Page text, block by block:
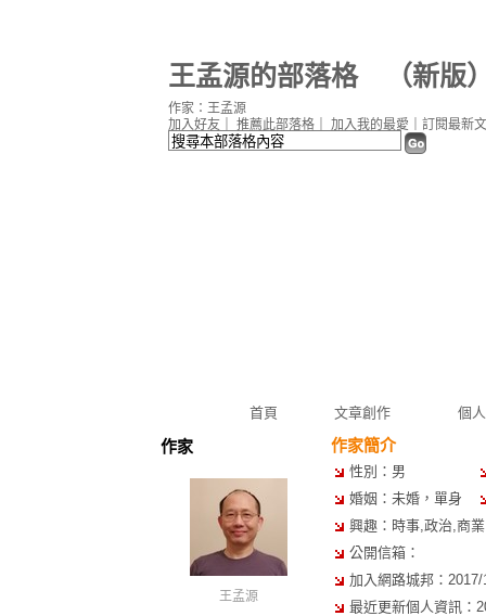
王孟源的部落格（新版
首頁 文章創作 個
加入好友 推薦此部落格 加入我的最愛 訂閱最新
作家：王孟源
作家
王孟源
作家簡介
性別：男
婚姻：未婚，單身
興趣：時事,政治,商
公開信箱：
加入網路城邦：
最近更新個人資訊：